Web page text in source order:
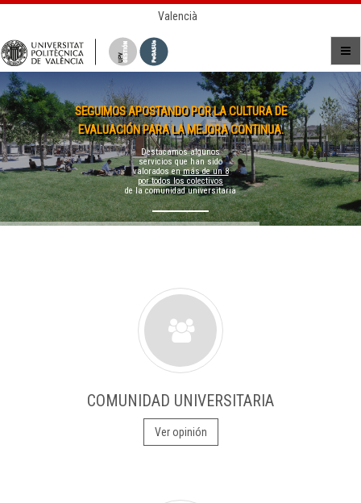
Valencià
SEGUIMOS APOSTANDO POR LA CULTURA DE
EVALUACIÓN PARA LA MEJORA CONTINUA.
Destacamos algunos
servicios que han sido
valorados enmás de un 8
por todos los colectivos
de la comunidad universitaria
COMUNIDAD UNIVERSITARIA
Ver opinión